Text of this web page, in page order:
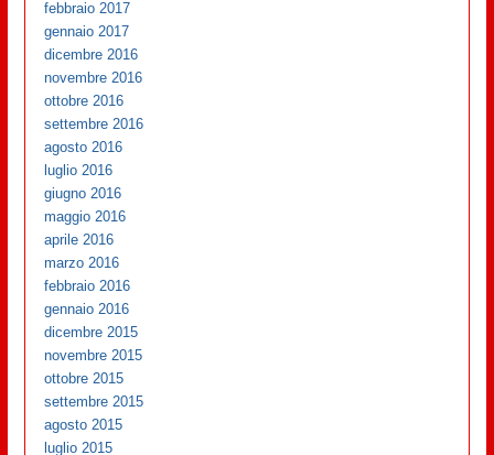
febbraio 2017
gennaio 2017
dicembre 2016
novembre 2016
ottobre 2016
settembre 2016
agosto 2016
luglio 2016
giugno 2016
maggio 2016
aprile 2016
marzo 2016
febbraio 2016
gennaio 2016
dicembre 2015
novembre 2015
ottobre 2015
settembre 2015
agosto 2015
luglio 2015